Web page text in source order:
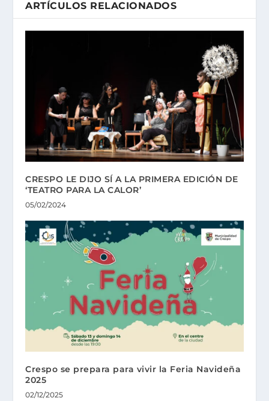
ARTÍCULOS RELACIONADOS
CRESPO LE DIJO SÍ A LA PRIMERA EDICIÓN DE
‘TEATRO PARA LA CALOR’
05/02/2024
Crespo se prepara para vivir la Feria Navideña
2025
02/12/2025